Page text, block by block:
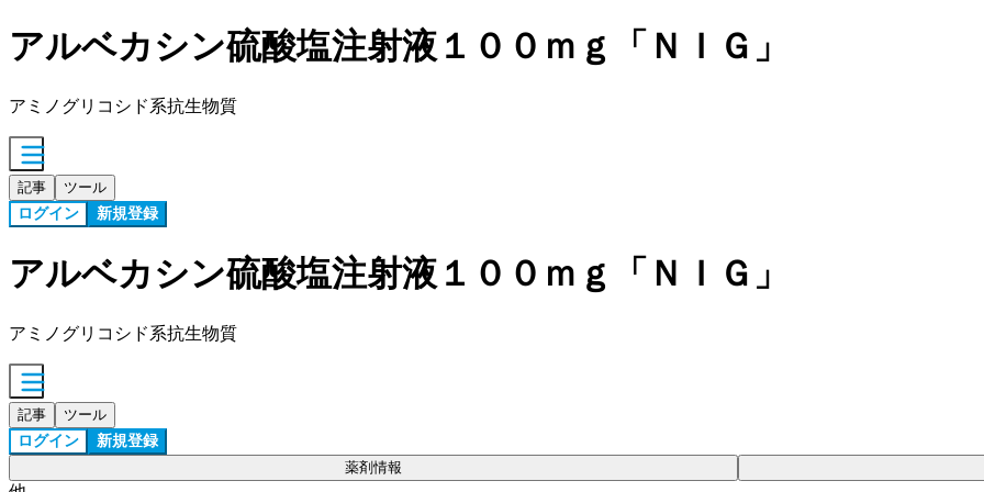
アルベカシン硫酸塩注射液１００ｍｇ「ＮＩＧ」
アミノグリコシド系抗生物質
記事 ツール
ログイン 新規登録
アルベカシン硫酸塩注射液１００ｍｇ「ＮＩＧ」
アミノグリコシド系抗生物質
記事 ツール
ログイン 新規登録
薬剤情報